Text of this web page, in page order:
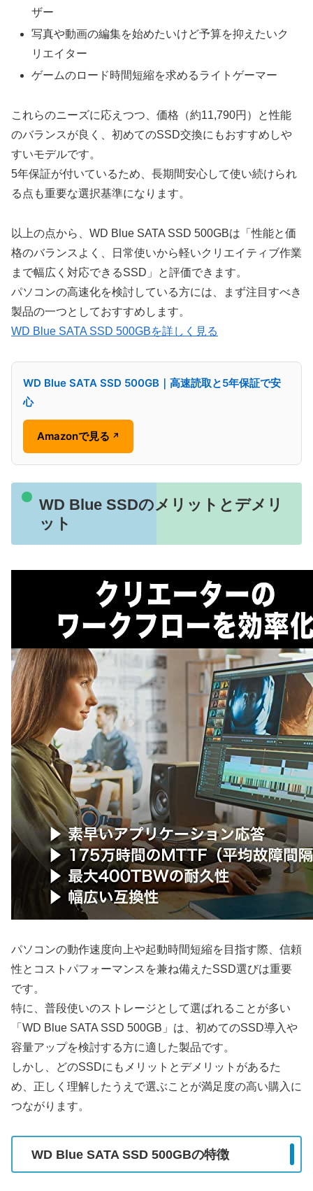
ザー
写真や動画の編集を始めたいけど予算を抑えたいク
リエイター
ゲームのロード時間短縮を求めるライトゲーマー
これらのニーズに応えつつ、価格（約11,790円）と性能
のバランスが良く、初めてのSSD交換にもおすすめしや
すいモデルです。
5年保証が付いているため、長期間安心して使い続けられ
る点も重要な選択基準になります。
以上の点から、WD Blue SATA SSD 500GBは「性能と価
格のバランスよく、日常使いから軽いクリエイティブ作業
まで幅広く対応できるSSD」と評価できます。
パソコンの高速化を検討している方には、まず注目すべき
製品の一つとしておすすめします。
WD Blue SATA SSD 500GBを詳しく見る
WD Blue SATA SSD 500GB｜高速読取と5年保証で安
心
Amazonで見る ↗
WD Blue SSDのメリットとデメリ
ット
パソコンの動作速度向上や起動時間短縮を目指す際、信頼
性とコストパフォーマンスを兼ね備えたSSD選びは重要
です。
特に、普段使いのストレージとして選ばれることが多い
「WD Blue SATA SSD 500GB」は、初めてのSSD導入や
容量アップを検討する方に適した製品です。
しかし、どのSSDにもメリットとデメリットがあるた
め、正しく理解したうえで選ぶことが満足度の高い購入に
つながります。
WD Blue SATA SSD 500GBの特徴